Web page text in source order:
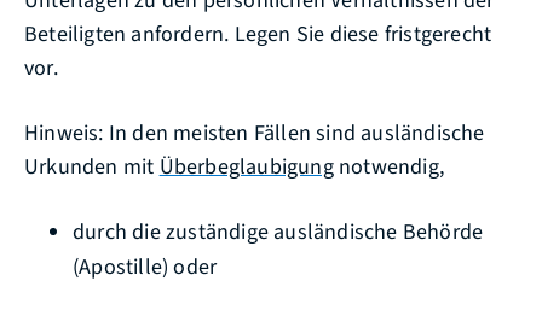
Beteiligten anfordern. Legen Sie diese fristgerecht
vor.
Hinweis: In den meisten Fällen sind ausländische
Urkunden mit Überbeglaubigungnotwendig,
durch die zuständige ausländische Behörde
(Apostille) oder